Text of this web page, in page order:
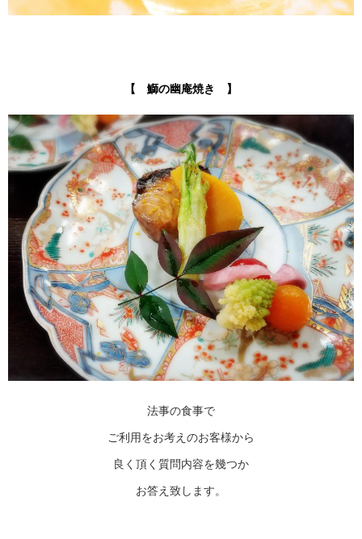
【 鰤の幽庵焼き 】
法事の食事で
ご利用をお考えのお客様から
良く頂く質問内容を幾つか
お答え致します。